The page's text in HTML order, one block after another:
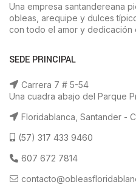
Una empresa santandereana
obleas, arequipe y dulces
con todo el amor y dedicación
SEDE PRINCIPAL
Carrera 7 # 5-54
Una cuadra abajo del Parque
Floridablanca, Santander -
(57) 317 433 9460
607 672 7814